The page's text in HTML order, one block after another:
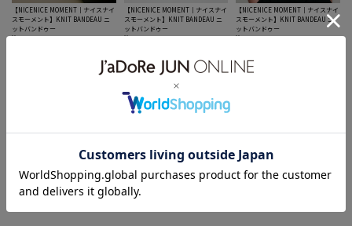
【NICENICE MOMENT｜ナイスナイ
スモーメント】KNIT BANDEAU ニ
ットバンドゥー
¥17,600
【NICENICE MOMENT｜ナイスナイ
スモーメント】KNIT BANDEAU ニ
ットバンドゥー
¥17,600
【NICENICE MOMENT｜ナイスナイ
スモーメント】KNIT BANDEAU ニ
ットバンドゥー
¥17,600
【NICENICE MOMENT｜ナイスナイ
スモーメント】SHORTS ショーツ
【NICENICE MOMENT｜ナイスナイ
スモーメント】SHORTS ショーツ